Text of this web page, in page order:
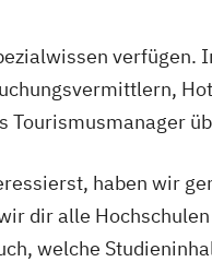
verfügen.
Tourismusmanager
haben wir
dir alle
welche